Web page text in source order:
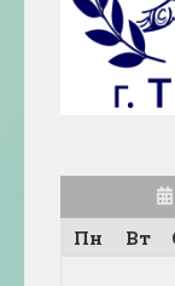
Пн
Вт